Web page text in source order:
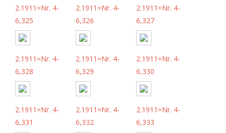
2.1911=Nr. 4-
6,325
2.1911=Nr. 4-
6,326
2.1911=Nr. 4-
6,327
2.1911=Nr. 4-
6,328
2.1911=Nr. 4-
6,329
2.1911=Nr. 4-
6,330
2.1911=Nr. 4-
6,331
2.1911=Nr. 4-
6,332
2.1911=Nr. 4-
6,333